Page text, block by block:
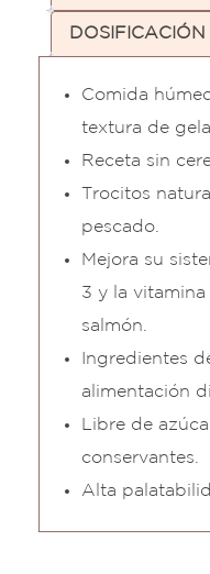
DOSIFICACIÓN
Comida
textura de
Receta sin
Trocitos
pescado.
Mejora su
3 y la
salmón.
Ingredientes
alimentación
Libre de
conservantes.
Alta